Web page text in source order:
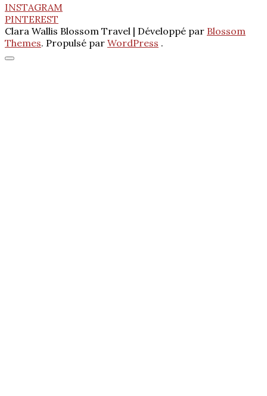
INSTAGRAM
PINTEREST
Clara Wallis Blossom Travel | Développé par Blossom
Themes. Propulsé par WordPress .